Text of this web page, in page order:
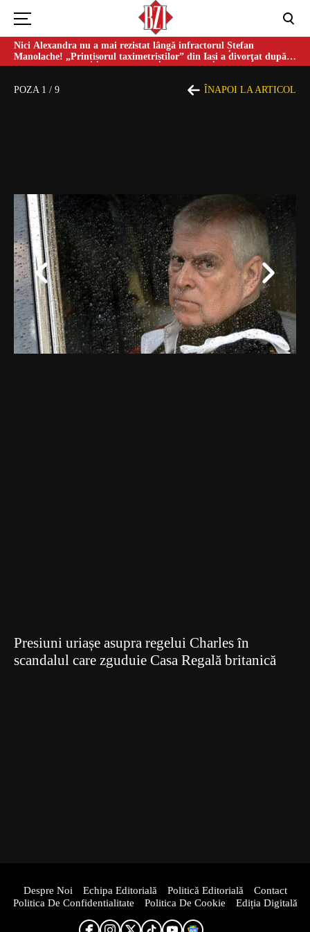
Nici Alexandra nu a mai rezistat lângă infractorul Ștefan
Manolache! „Prințișorul taximetriștilor” din Iași a divorţat după
doi ani de căsnicie
POZA 1 / 9 ÎNAPOI LA ARTICOL
Presiuni uriașe asupra regelui Charles în
scandalul care zguduie Casa Regală britanică
Despre Noi Echipa Editorială Politică Editorială
Contact
Politica De Confidentialitate
Politica De Cookie Ediția Digitală